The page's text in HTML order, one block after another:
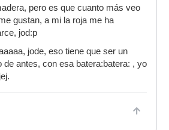
pero es que cuanto más veo
gustan, a mi la roja me ha
jod:p
jode, eso tiene que ser un
de antes, con esa batera:batera: , yo